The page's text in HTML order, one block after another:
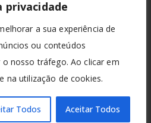
privacidade
a sua experiência de
ou conteúdos
nosso tráfego. Ao clicar em
na utilização de cookies.
Todos Aceitar Todos